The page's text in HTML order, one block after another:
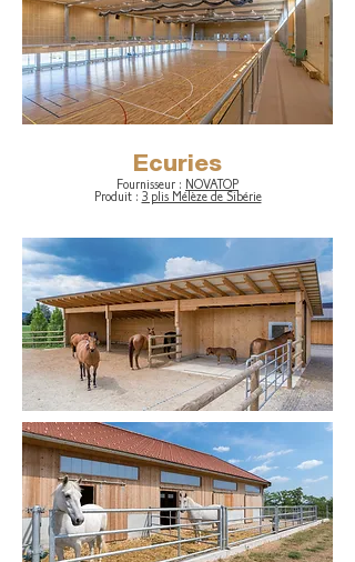
Ecuries
Fournisseur : NOVATOP
Produit : 3 plis Mélèze de Sibérie